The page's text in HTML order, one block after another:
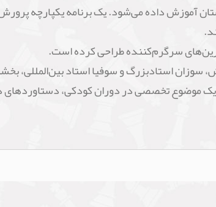
آموزش داده می‌شود. یک برنامه یکپارچه
سرگرم‌کننده طراحی کرده است.
خواهر بزرگش، سوزان استادبزرگ و سوفیا استاد
یک موضوع تخصصی در دوران کودکی،